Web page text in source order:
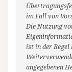
im Fall von
Die Nutzung
ist in der
angegebenen